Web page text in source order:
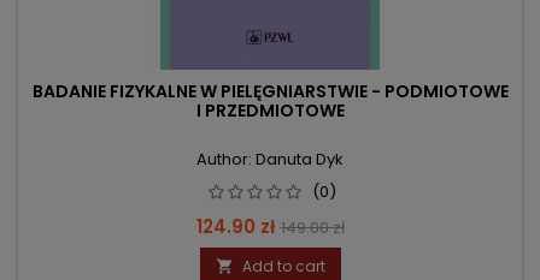
BADANIE FIZYKALNE W PIELĘGNIARSTWIE - PODMIOTOWE
I PRZEDMIOTOWE
Author: Danuta Dyk
(0)
Price
124.90 zł Regular
price
149.00 zł
 Add to cart